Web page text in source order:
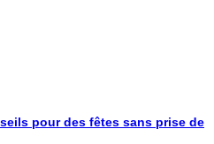
pour des fêtes sans prise de